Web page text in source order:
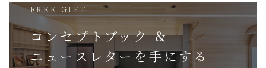
FREE GIFT
コンセプトブック ＆
ニュースレターを手にする